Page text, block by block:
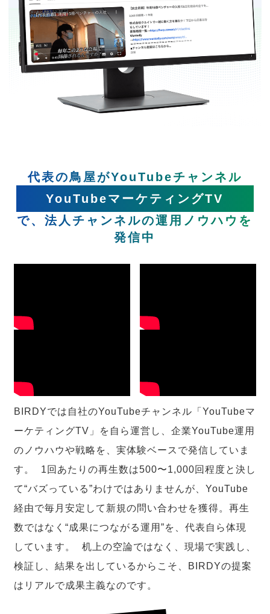
代表の鳥屋がYouTubeチャンネル
YouTubeマーケティングTV
で、法人チャンネルの運用ノウハウを
発信中
BIRDYでは自社のYouTubeチャンネル「YouTubeマ
ーケティングTV」を自ら運営し、企業YouTube運用
のノウハウや戦略を、実体験ベースで発信していま
す。 1回あたりの再生数は500〜1,000回程度と決し
て“バズっている”わけではありませんが、YouTube
経由で毎月安定して新規の問い合わせを獲得。再生
数ではなく“成果につながる運用”を、代表自ら体現
しています。 机上の空論ではなく、現場で実践し、
検証し、結果を出しているからこそ、BIRDYの提案
はリアルで成果主義なのです。